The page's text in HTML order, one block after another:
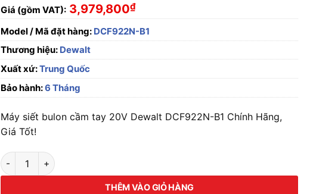
Giá (gồm VAT): 3,979,800₫
Model / Mã đặt hàng: DCF922N-B1
Thương hiệu: Dewalt
Xuất xứ:Trung Quốc
Bảo hành:6 Tháng
Máy siết bulon cầm tay 20V Dewalt DCF922N-B1 Chính Hãng,
Giá Tốt!
Máy siết bulon cầm tay 20V Dewalt DCF922N-B1 số lượng
THÊM VÀO GIỎ HÀNG